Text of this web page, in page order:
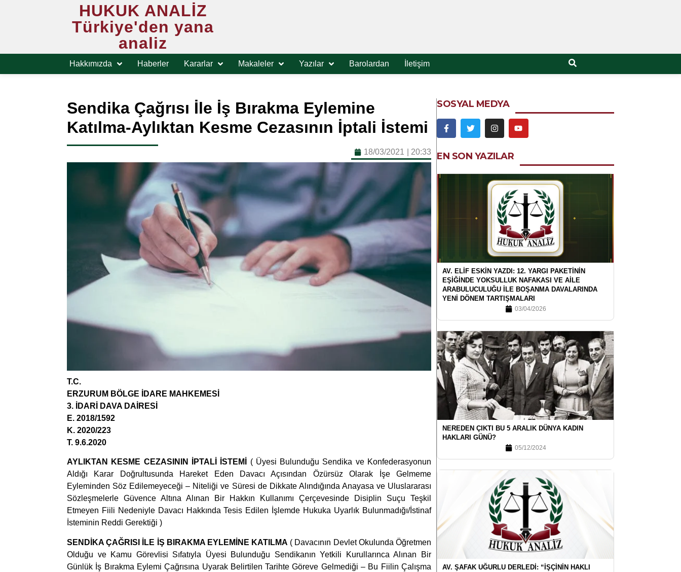
HUKUK ANALİZ
Türkiye'den yana
analiz
Hakkımızda Haberler Kararlar Makaleler Yazılar Barolardan İletişim
Sendika Çağrısı İle İş Bırakma Eylemine
Katılma-Aylıktan Kesme Cezasının İptali İstemi
18/03/2021 20:33
T.C.
ERZURUM BÖLGE İDARE MAHKEMESİ
3. İDARİ DAVA DAİRESİ
E. 2018/1592
K. 2020/223
T. 9.6.2020
AYLIKTAN KESME CEZASININ İPTALİ İSTEMİ ( Üyesi Bulunduğu Sendika ve Konfederasyonun
Aldığı Karar Doğrultusunda Hareket Eden Davacı Açısından Özürsüz Olarak İşe Gelmeme
Eyleminden Söz Edilemeyeceği – Niteliği ve Süresi de Dikkate Alındığında Anayasa ve Uluslararası
Sözleşmelerle Güvence Altına Alınan Bir Hakkın Kullanımı Çerçevesinde Disiplin Suçu Teşkil
Etmeyen Fiili Nedeniyle Davacı Hakkında Tesis Edilen İşlemde Hukuka Uyarlık Bulunmadığı/İstinaf
İsteminin Reddi Gerektiği )
SENDİKA ÇAĞRISI İLE İŞ BIRAKMA EYLEMİNE KATILMA ( Davacının Devlet Okulunda Öğretmen
Olduğu ve Kamu Görevlisi Sıfatıyla Üyesi Bulunduğu Sendikanın Yetkili Kurullarınca Alınan Bir
Günlük İş Bırakma Eylemi Çağrısına Uyarak Belirtilen Tarihte Göreve Gelmediği – Bu Fiilin Çalışma
SOSYAL MEDYA
EN SON YAZILAR
AV. ELİF ESKİN YAZDI: 12. YARGI PAKETİNİN
EŞİĞİNDE YOKSULLUK NAFAKASI VE AİLE
ARABULUCULUĞU İLE BOŞANMA DAVALARINDA
YENİ DÖNEM TARTIŞMALARI
03/04/2026
NEREDEN ÇIKTI BU 5 ARALIK DÜNYA KADIN
HAKLARI GÜNÜ?
05/12/2024
AV. ŞAFAK UĞURLU DERLEDI: “İŞÇININ HAKLI